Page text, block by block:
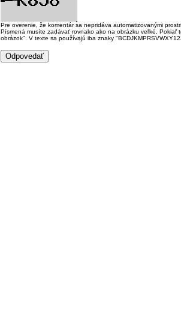
Pre overenie, že komentár sa nepridáva automatizovanými
Písmená musíte zadávať rovnako ako na obrázku veľké.
obrázok". V texte sa používajú iba znaky